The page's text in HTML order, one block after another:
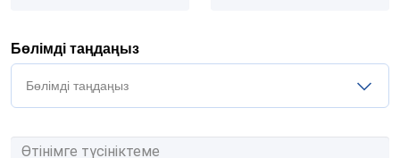
Бөлімді таңдаңыз
Бөлімді таңдаңыз